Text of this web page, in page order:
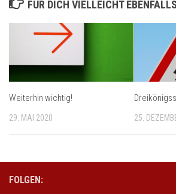
FÜR DICH VIELLEICHT
Weiterhin wichtig!
29. MAI 2020 25.
FOLGEN: